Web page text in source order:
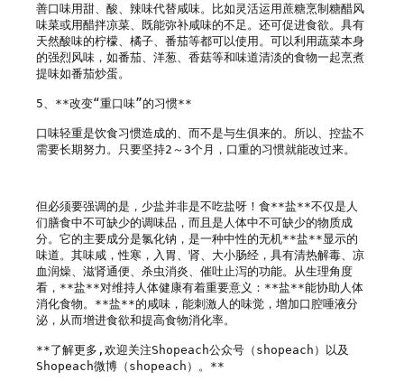
善口味用甜、酸、辣味代替咸味。比如灵活运用蔗糖烹制糖醋风
味菜或用醋拌凉菜、既能弥补咸味的不足。还可促进食欲。具有
天然酸味的柠檬、橘子、番茄等都可以使用。可以利用蔬菜本身
的强烈风味，如番茄、洋葱、香菇等和味道清淡的食物一起烹煮
提味如番茄炒蛋。
5、**改变“重口味”的习惯**
口味轻重是饮食习惯造成的、而不是与生俱来的。所以、控盐不
需要长期努力。只要坚持2～3个月，口重的习惯就能改过来。
但必须要强调的是，少盐并非是不吃盐呀！食**盐**不仅是人
们膳食中不可缺少的调味品，而且是人体中不可缺少的物质成
分。它的主要成分是氯化钠，是一种中性的无机**盐**显示的
味道。其味咸，性寒，入胃、肾、大小肠经，具有清热解毒、凉
血润燥、滋肾通便、杀虫消炎、催吐止泻的功能。从生理角度
看，**盐**对维持人体健康有着重要意义：**盐**能协助人体
消化食物。**盐**的咸味，能刺激人的味觉，增加口腔唾液分
泌，从而增进食欲和提高食物消化率。
**了解更多,欢迎关注Shopeach公众号（shopeach）以及
Shopeach微博（shopeach）。**